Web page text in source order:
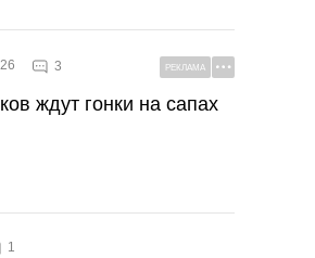
3 РЕКЛАМА
ждут гонки на сапах
1